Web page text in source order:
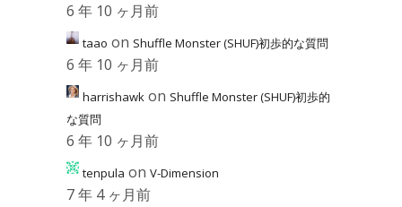
6 年 10 ヶ月前
taao on Shuffle Monster (SHUF)初歩的な質問
6 年 10 ヶ月前
harrishawk on Shuffle Monster (SHUF)初歩的
な質問
6 年 10 ヶ月前
tenpula on V-Dimension
7 年 4 ヶ月前